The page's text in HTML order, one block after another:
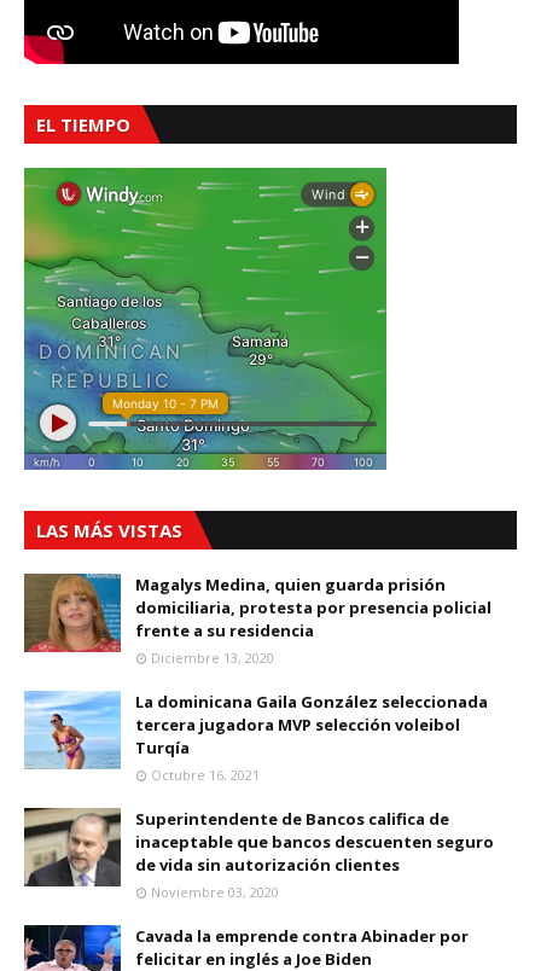
EL TIEMPO
LAS MÁS VISTAS
Magalys Medina, quien guarda prisión
domiciliaria, protesta por presencia policial
frente a su residencia
Diciembre 13, 2020
La dominicana Gaila González seleccionada
tercera jugadora MVP selección voleibol
Turqía
Octubre 16, 2021
Superintendente de Bancos califica de
inaceptable que bancos descuenten seguro
de vida sin autorización clientes
Noviembre 03, 2020
Cavada la emprende contra Abinader por
felicitar en inglés a Joe Biden